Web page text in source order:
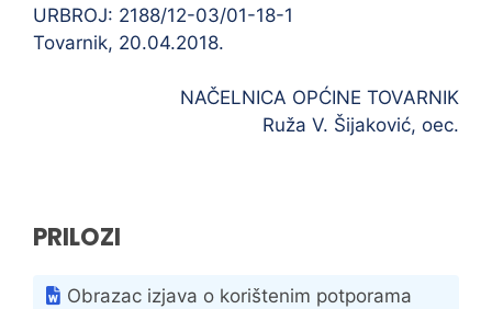
URBROJ: 2188/12-03/01-18-1
Tovarnik, 20.04.2018.
NAČELNICA OPĆINE TOVARNIK
Ruža V. Šijaković, oec.
PRILOZI
Obrazac izjava o korištenim potporama